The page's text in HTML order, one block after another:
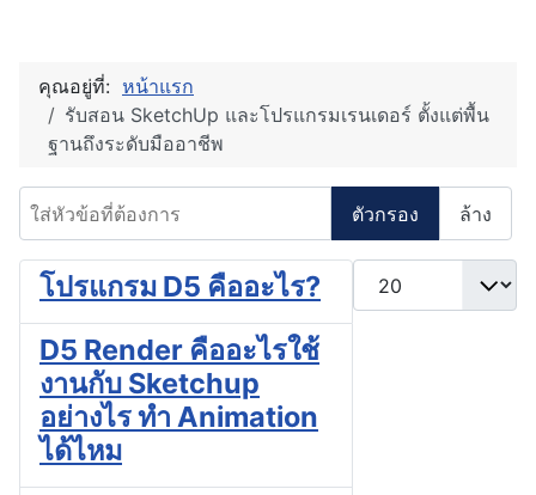
คุณอยู่ที่: หน้าแรก
รับสอน SketchUp และโปรแกรมเรนเดอร์ ตั้งแต่พื้น
ฐานถึงระดับมืออาชีพ
ใส่หัวข้อที่ต้องการ
ตัวกรอง ล้าง
แสดง #
โปรแกรม D5 คืออะไร?
D5 Render คืออะไรใช้
งานกับ Sketchup
อย่างไร ทำ Animation
ได้ไหม